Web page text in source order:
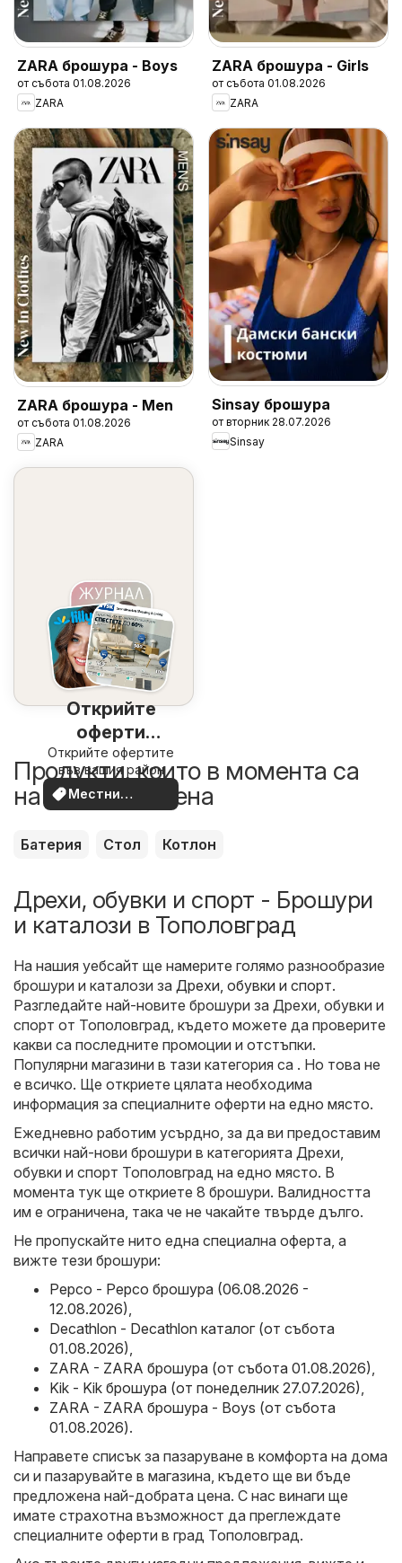
ZARA брошура - Boys
от събота 01.08.2026
ZARA
ZARA брошура - Girls
от събота 01.08.2026
ZARA
ZARA брошура - Men
от събота 01.08.2026
ZARA
Sinsay брошура
от вторник 28.07.2026
Sinsay
Открийте
оферти
наблизо
Открийте офертите
във вашия район
Местни
оферти
Продукти, които в момента са
на по-добра цена
Батерия Стол Котлон
Дрехи, обувки и спорт - Брошури
и каталози в Тополовград
На нашия уебсайт ще намерите голямо разнообразие
брошури и каталози за Дрехи, обувки и спорт.
Разгледайте най-новите брошури за Дрехи, обувки и
спорт от Тополовград, където можете да проверите
какви са последните промоции и отстъпки.
Популярни магазини в тази категория са . Но това не
е всичко. Ще откриете цялата необходима
информация за специалните оферти на едно място.
Ежедневно работим усърдно, за да ви предоставим
всички най-нови брошури в категорията Дрехи,
обувки и спорт Тополовград на едно място. В
момента тук ще откриете 8 брошури. Валидността
им е ограничена, така че не чакайте твърде дълго.
Не пропускайте нито една специална оферта, а
вижте тези брошури:
Pepco - Pepco брошура (06.08.2026 -
12.08.2026),
Decathlon - Decathlon каталог (от събота
01.08.2026),
ZARA - ZARA брошура (от събота 01.08.2026),
Kik - Kik брошура (от понеделник 27.07.2026),
ZARA - ZARA брошура - Boys (от събота
01.08.2026).
Направете списък за пазаруване в комфорта на дома
си и пазарувайте в магазина, където ще ви бъде
предложена най-добрата цена. С нас винаги ще
имате страхотна възможност да преглеждате
специалните оферти в град Тополовград.